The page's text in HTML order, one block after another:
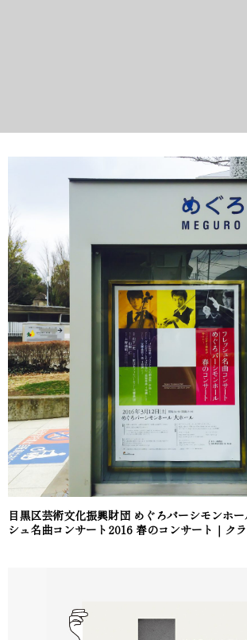
目黒区芸術文化振興財団 めぐろパーシモンホー
シュ名曲コンサート2016 春のコンサート｜ク